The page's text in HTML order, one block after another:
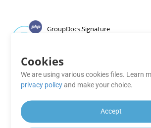
GroupDocs.Signature
Inkorporer nemt e-Signatur-funktioner i
applikationer. Understøtter en lang række
herunder Office, billeder og mere.
GroupDocs.Signature
Cloud SDK for Python
Cookies
We are using various cookies files. Learn
privacy policyand make your choice.
Accept